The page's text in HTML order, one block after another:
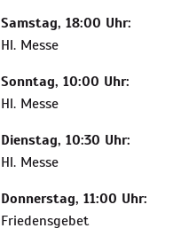
Samstag, 18:00 Uhr:
Hl. Messe
Sonntag, 10:00 Uhr:
Hl. Messe
Dienstag, 10:30 Uhr:
Hl. Messe
Donnerstag, 11:00 Uhr:
Friedensgebet